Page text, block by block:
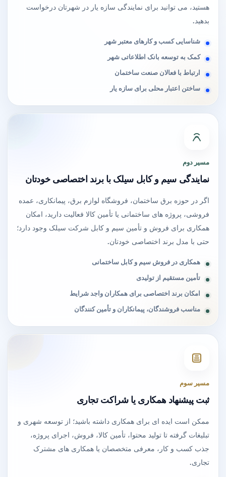
هستید، می توانید برای نمایندگی سازه یار در شهرتان درخواست
بدهید.
شناسایی کسب و کارهای معتبر شهر
کمک به توسعه بانک اطلاعاتی شهر
ارتباط با فعالان صنعت ساختمان
ساختن اعتبار محلی برای سازه یار
مسیر دوم
نمایندگی سیم و کابل سیلک با برند اختصاصی خودتان
اگر در حوزه برق ساختمان، فروشگاه لوازم برق، پیمانکاری، عمده
فروشی، پروژه های ساختمانی یا تأمین کالا فعالیت دارید، امکان
همکاری برای فروش و تأمین سیم و کابل شرکت سیلک وجود دارد؛
حتی با مدل برند اختصاصی خودتان.
همکاری در فروش سیم و کابل ساختمانی
تأمین مستقیم از تولیدی
امکان برند اختصاصی برای همکاران واجد شرایط
مناسب فروشندگان، پیمانکاران و تأمین کنندگان
مسیر سوم
ثبت پیشنهاد همکاری یا شراکت تجاری
ممکن است ایده ای برای همکاری داشته باشید؛ از توسعه شهری و
تبلیغات گرفته تا تولید محتوا، تأمین کالا، فروش، اجرای پروژه،
جذب کسب و کار، معرفی متخصصان یا همکاری های مشترک
تجاری.